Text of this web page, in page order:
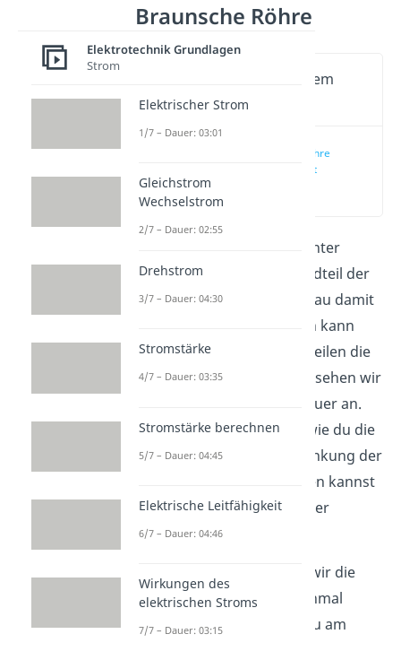
Braunsche Röhre
Wichtige Inhalte in diesem
Video
Braunsche Röhre
einfach erklärt
ist unter
anderem ein Hauptbestandteil der
Röhrenfernseher. Wie genau damit
ein Bild dargestellt werden kann
und aus welchen Bestandteilen die
Braunsche Röhre besteht, sehen wir
uns in diesem Artikel genauer an.
Außerdem zeigen wir dir wie du die
Geschwindigkeit und Ablenkung der
Elektronen in ihr berechnen kannst
und berechnen dies an einer
konkreten Aufgabe.
haben wir die
ganzen Vorgänge noch einmal
veranschaulicht, also schau am
Elektrotechnik Grundlagen
Strom
Elektrischer Strom
1/7 – Dauer: 03:01
Gleichstrom
Wechselstrom
2/7 – Dauer: 02:55
Drehstrom
3/7 – Dauer: 04:30
Stromstärke
4/7 – Dauer: 03:35
Stromstärke berechnen
5/7 – Dauer: 04:45
Elektrische Leitfähigkeit
6/7 – Dauer: 04:46
Wirkungen des
elektrischen Stroms
7/7 – Dauer: 03:15